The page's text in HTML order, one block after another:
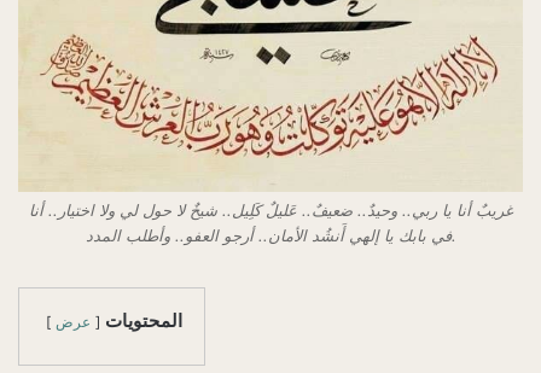
غريبٌ أنا يا ربي.. وحيدٌ.. ضعيفٌ.. عَليلٌ كَلِيل.. شيخٌ لا حول لي ولا اختيار.. أنا
في بابك يا إلهي أَنشُد الأمان.. أرجو العفو.. وأطلب المدد.
المحتويات عرض